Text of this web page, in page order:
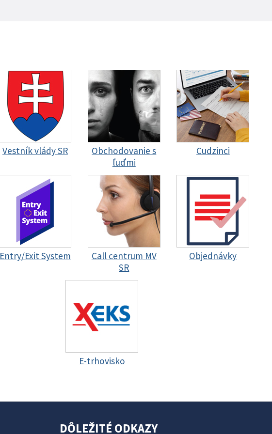
Vestník vlády SR
Obchodovanie s
ľuďmi
Cudzinci
Entry/Exit System
Call centrum MV
SR
Objednávky
E-trhovisko
DÔLEŽITÉ ODKAZY